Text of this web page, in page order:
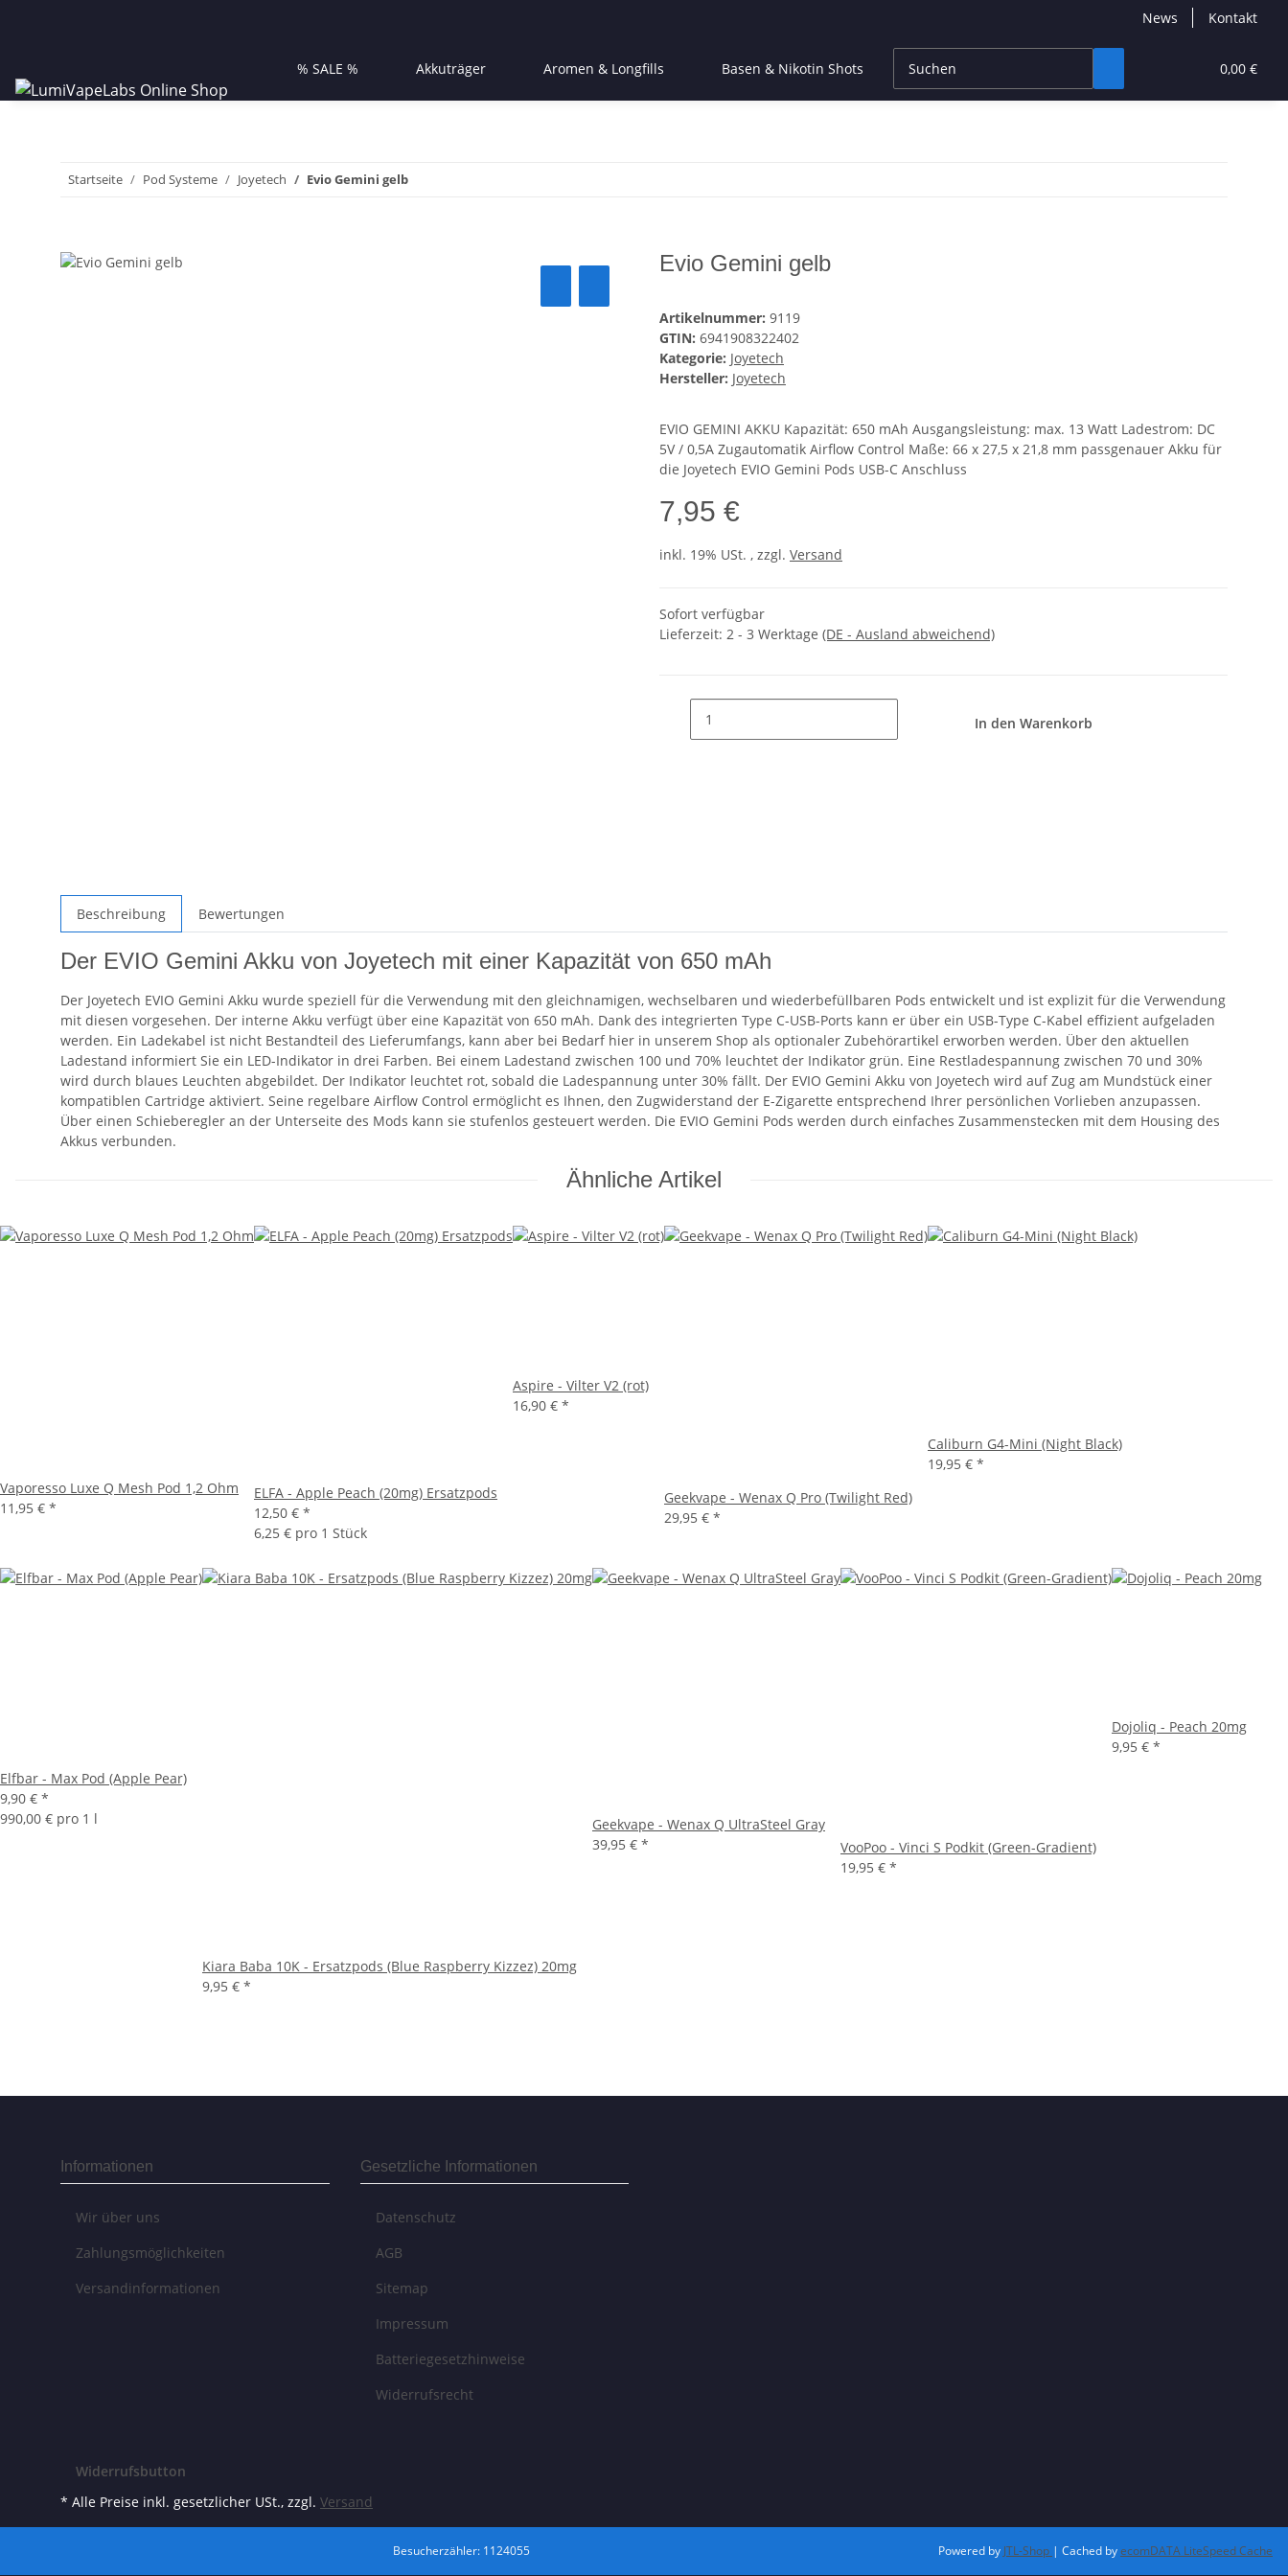
News Kontakt
0,00 €
% SALE % Akkuträger Aromen & Longfills Basen & Nikotin Shots CBD Products High End
Startseite Pod Systeme Joyetech Evio Gemini gelb
Evio Gemini gelb
Artikelnummer: 9119
GTIN: 6941908322402
Kategorie: Joyetech
Hersteller: Joyetech
EVIO GEMINI AKKU Kapazität: 650 mAh Ausgangsleistung: max. 13 Watt Ladestrom: DC
5V / 0,5A Zugautomatik Airflow Control Maße: 66 x 27,5 x 21,8 mm passgenauer Akku für
die Joyetech EVIO Gemini Pods USB-C Anschluss
7,95 €
inkl. 19% USt. , zzgl. Versand
Sofort verfügbar
Lieferzeit: 2 - 3 Werktage (DE - Ausland abweichend)
In den Warenkorb
Beschreibung Bewertungen
Der EVIO Gemini Akku von Joyetech mit einer Kapazität von 650 mAh
Der Joyetech EVIO Gemini Akku wurde speziell für die Verwendung mit den gleichnamigen, wechselbaren und wiederbefüllbaren Pods entwickelt und ist explizit für die Verwendung
mit diesen vorgesehen. Der interne Akku verfügt über eine Kapazität von 650 mAh. Dank des integrierten Type C-USB-Ports kann er über ein USB-Type C-Kabel effizient aufgeladen
werden. Ein Ladekabel ist nicht Bestandteil des Lieferumfangs, kann aber bei Bedarf hier in unserem Shop als optionaler Zubehörartikel erworben werden. Über den aktuellen
Ladestand informiert Sie ein LED-Indikator in drei Farben. Bei einem Ladestand zwischen 100 und 70% leuchtet der Indikator grün. Eine Restladespannung zwischen 70 und 30%
wird durch blaues Leuchten abgebildet. Der Indikator leuchtet rot, sobald die Ladespannung unter 30% fällt. Der EVIO Gemini Akku von Joyetech wird auf Zug am Mundstück einer
kompatiblen Cartridge aktiviert. Seine regelbare Airflow Control ermöglicht es Ihnen, den Zugwiderstand der E-Zigarette entsprechend Ihrer persönlichen Vorlieben anzupassen.
Über einen Schieberegler an der Unterseite des Mods kann sie stufenlos gesteuert werden. Die EVIO Gemini Pods werden durch einfaches Zusammenstecken mit dem Housing des
Akkus verbunden.
Ähnliche Artikel
Vaporesso Luxe Q Mesh Pod 1,2 Ohm
11,95 € *
ELFA - Apple Peach (20mg) Ersatzpods
12,50 € *
6,25 € pro 1 Stück
Aspire - Vilter V2 (rot)
16,90 € *
Geekvape - Wenax Q Pro (Twilight Red)
29,95 € *
Caliburn G4-Mini (Night Black)
19,95 € *
Elfbar - Max Pod (Apple Pear)
9,90 € *
990,00 € pro 1 l
Kiara Baba 10K - Ersatzpods (Blue Raspberry Kizzez) 20mg
9,95 € *
Geekvape - Wenax Q UltraSteel Gray
39,95 € *
VooPoo - Vinci S Podkit (Green-Gradient)
19,95 € *
Dojoliq - Peach 20mg
9,95 € *
Informationen
Wir über uns
Zahlungsmöglichkeiten
Versandinformationen
Gesetzliche Informationen
Datenschutz
AGB
Sitemap
Impressum
Batteriegesetzhinweise
Widerrufsrecht
Widerrufsbutton
* Alle Preise inkl. gesetzlicher USt., zzgl. Versand
Besucherzähler: 1124055 Powered by JTL-Shop | Cached byecomDATA LiteSpeed Cache